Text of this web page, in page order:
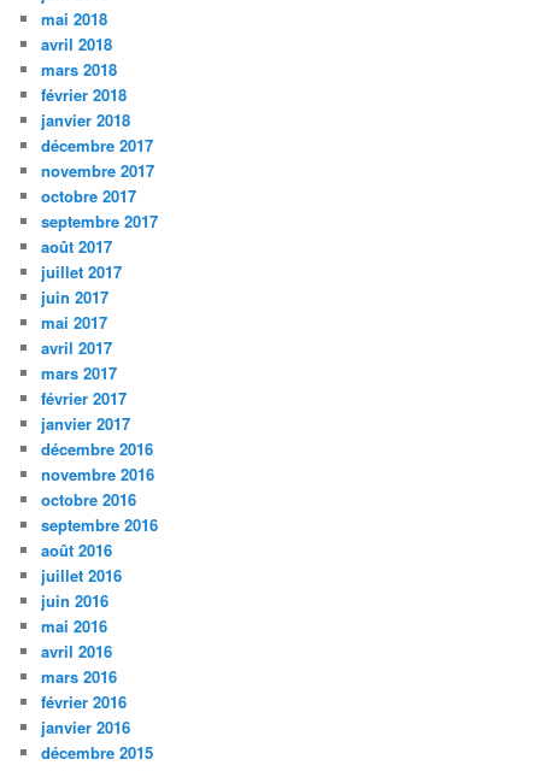
mai 2018
avril 2018
mars 2018
février 2018
janvier 2018
décembre 2017
novembre 2017
octobre 2017
septembre 2017
août 2017
juillet 2017
juin 2017
mai 2017
avril 2017
mars 2017
février 2017
janvier 2017
décembre 2016
novembre 2016
octobre 2016
septembre 2016
août 2016
juillet 2016
juin 2016
mai 2016
avril 2016
mars 2016
février 2016
janvier 2016
décembre 2015